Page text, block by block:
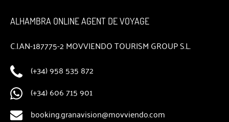
ALHAMBRA ONLINE AGENT DE VOYAGE
C.I.AN-187775-2 MOVVIENDO TOURISM GROUP S.L.
(+34) 958 535 872
(+34) 606 715 901
booking.granavision@movviendo.com